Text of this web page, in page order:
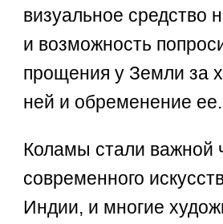
визуальное средство
и возможность
прощения у Земли за
ней и обременение ее.
Коламы стали важной
современного
Индии, и многие